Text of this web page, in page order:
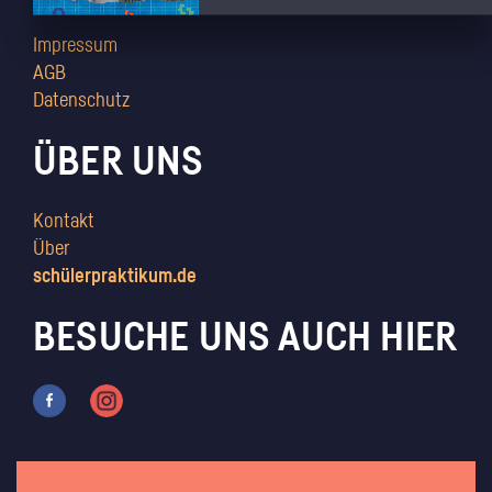
Impressum
AGB
Datenschutz
ÜBER UNS
Kontakt
Über
schülerpraktikum.de
BESUCHE UNS AUCH HIER